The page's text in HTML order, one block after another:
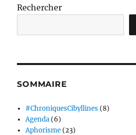
Rechercher
SOMMAIRE
#ChroniquesCibyllines (8)
Agenda(6)
Aphorisme(23)